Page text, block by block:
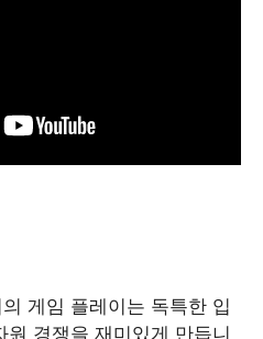
게임 플레이는 독특한 입
원 경쟁을 재미있게 만듭니